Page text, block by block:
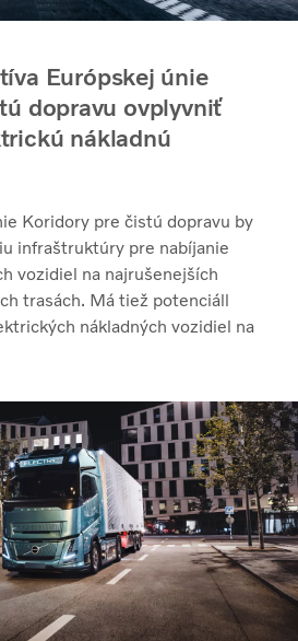
Európskej únie
dopravu ovplyvniť
nákladnú
Koridory pre čistú dopravu by
infraštruktúry pre nabíjanie
vozidiel na najrušenejších
trasách. Má tiež potenciáll
nákladných vozidiel na